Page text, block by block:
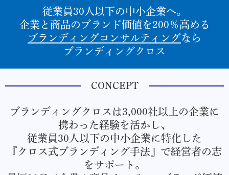
従業員30人以下の中小企業へ。
企業と商品のブランド価値を200％高める
ブランディングコンサルティングなら
ブランディングクロス
CONCEPT
ブランディングクロスは3,000社以上の企業に
携わった経験を活かし、
従業員30人以下の中小企業に特化した
『クロス式ブランディング手法』で経営者の志
をサポート。